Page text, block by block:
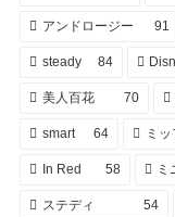
アンドロージー 91
steady 84
美人百花 70
smart 64 ミ
In Red 58 ミ
ステディ 54